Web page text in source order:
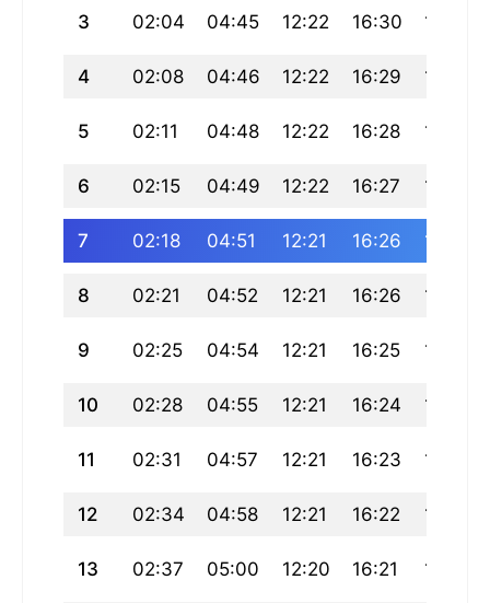
3 02:04 04:45 12:22 16:30 19:59
4 02:08 04:46 12:22 16:29 19:57
5 02:11 04:48 12:22 16:28 19:56
6 02:15 04:49 12:22 16:27 19:54
7 02:18 04:51 12:21 16:26 19:52
8 02:21 04:52 12:21 16:26 19:50
9 02:25 04:54 12:21 16:25 19:49
10 02:28 04:55 12:21 16:24 19:47
11 02:31 04:57 12:21 16:23 19:45
12 02:34 04:58 12:21 16:22 19:43
13 02:37 05:00 12:20 16:21 19:41